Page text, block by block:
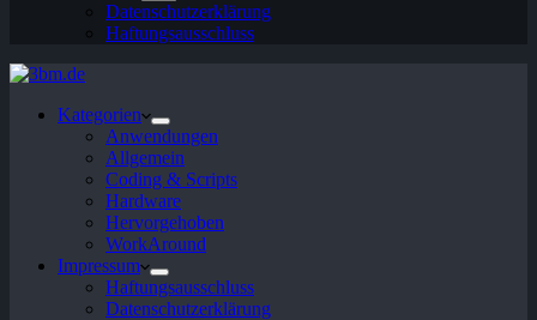
Datenschutzerklärung
Haftungsausschluss
Kategorien
Anwendungen
Allgemein
Coding & Scripts
Hardware
Hervorgehoben
WorkAround
Impressum
Haftungsausschluss
Datenschutzerklärung